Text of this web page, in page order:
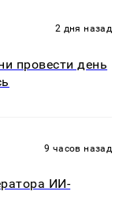
2 дня назад
провести день
9 часов назад
ИИ-